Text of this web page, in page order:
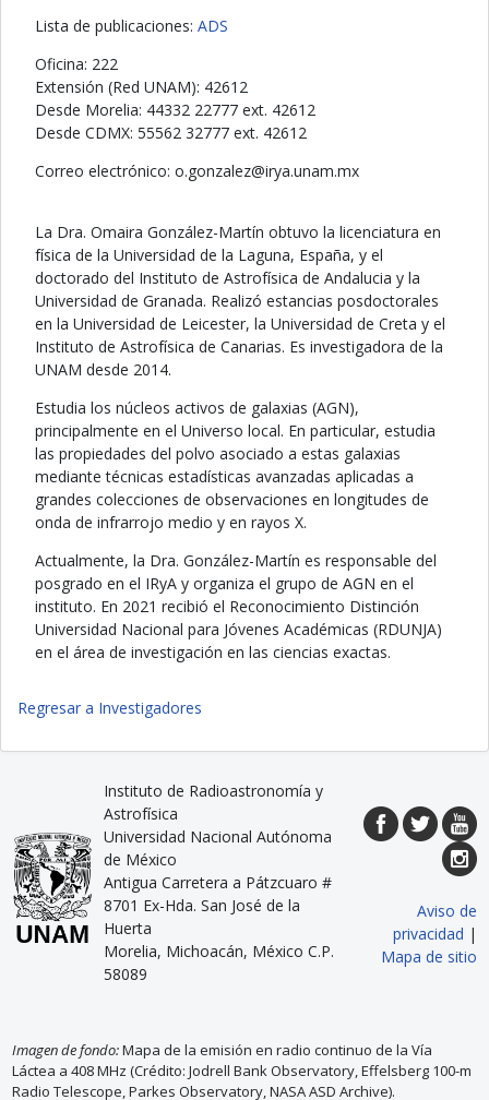
Lista de publicaciones: ADS
Oficina: 222
Extensión (Red UNAM): 42612
Desde Morelia: 44332 22777 ext. 42612
Desde CDMX: 55562 32777 ext. 42612
Correo electrónico:
xm.manu.ayri
@
zelaznog.o
La Dra. Omaira González-Martín obtuvo la licenciatura en
física de la Universidad de la Laguna, España, y el
doctorado del Instituto de Astrofísica de Andalucia y la
Universidad de Granada. Realizó estancias posdoctorales
en la Universidad de Leicester, la Universidad de Creta y el
Instituto de Astrofísica de Canarias. Es investigadora de la
UNAM desde 2014.
Estudia los núcleos activos de galaxias (AGN),
principalmente en el Universo local. En particular, estudia
las propiedades del polvo asociado a estas galaxias
mediante técnicas estadísticas avanzadas aplicadas a
grandes colecciones de observaciones en longitudes de
onda de infrarrojo medio y en rayos X.
Actualmente, la Dra. González-Martín es responsable del
posgrado en el IRyA y organiza el grupo de AGN en el
instituto. En 2021 recibió el Reconocimiento Distinción
Universidad Nacional para Jóvenes Académicas (RDUNJA)
en el área de investigación en las ciencias exactas.
Regresar a Investigadores
Instituto de Radioastronomía y
Astrofísica
Universidad Nacional Autónoma
de México
Antigua Carretera a Pátzcuaro #
8701 Ex-Hda. San José de la
Huerta
Morelia, Michoacán, México C.P.
58089
Aviso de
privacidad |
Mapa de sitio
Imagen de fondo:Mapa de la emisión en radio continuo de la Vía
Láctea a 408 MHz (Crédito: Jodrell Bank Observatory, Effelsberg 100-m
Radio Telescope, Parkes Observatory, NASA ASD Archive).